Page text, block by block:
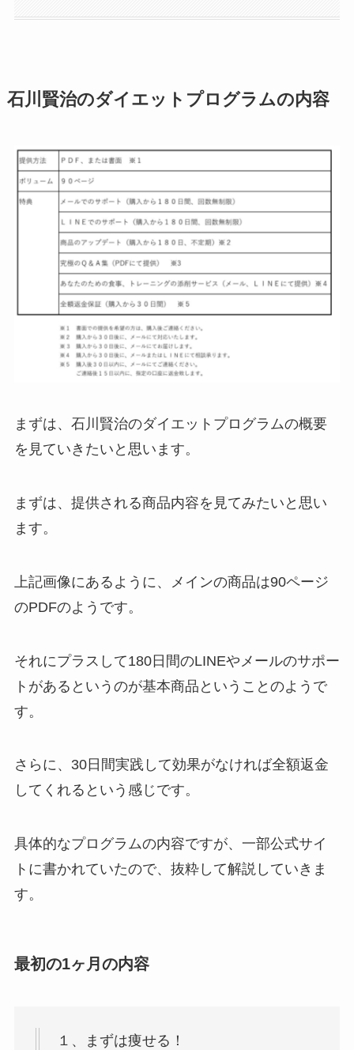
石川賢治のダイエットプログラムの内容
まずは、石川賢治のダイエットプログラムの概要
を見ていきたいと思います。
まずは、提供される商品内容を見てみたいと思い
ます。
上記画像にあるように、メインの商品は90ページ
のPDFのようです。
それにプラスして180日間のLINEやメールのサポー
トがあるというのが基本商品ということのようで
す。
さらに、30日間実践して効果がなければ全額返金
してくれるという感じです。
具体的なプログラムの内容ですが、一部公式サイ
トに書かれていたので、抜粋して解説していきま
す。
最初の1ヶ月の内容
１、まずは痩せる！